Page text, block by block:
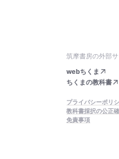
筑摩書房の外部サ
webちくま
ちくまの教科書
プライバシーポリ
教科書採択の公正
免責事項